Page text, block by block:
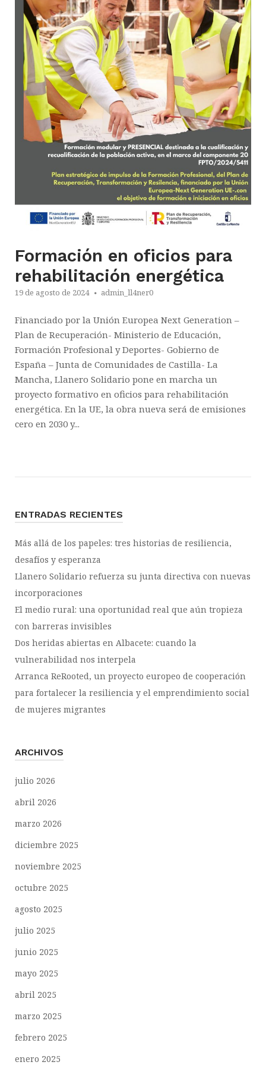
Formación en oficios para
rehabilitación energética
19 de agosto de 2024 admin_ll4ner0
Financiado por la Unión Europea Next Generation –
Plan de Recuperación- Ministerio de Educación,
Formación Profesional y Deportes- Gobierno de
España – Junta de Comunidades de Castilla- La
Mancha, Llanero Solidario pone en marcha un
proyecto formativo en oficios para rehabilitación
energética. En la UE, la obra nueva será de emisiones
cero en 2030 y...
ENTRADAS RECIENTES
Más allá de los papeles: tres historias de resiliencia,
desafíos y esperanza
Llanero Solidario refuerza su junta directiva con nuevas
incorporaciones
El medio rural: una oportunidad real que aún tropieza
con barreras invisibles
Dos heridas abiertas en Albacete: cuando la
vulnerabilidad nos interpela
Arranca ReRooted, un proyecto europeo de cooperación
para fortalecer la resiliencia y el emprendimiento social
de mujeres migrantes
ARCHIVOS
julio 2026
abril 2026
marzo 2026
diciembre 2025
noviembre 2025
octubre 2025
agosto 2025
julio 2025
junio 2025
mayo 2025
abril 2025
marzo 2025
febrero 2025
enero 2025